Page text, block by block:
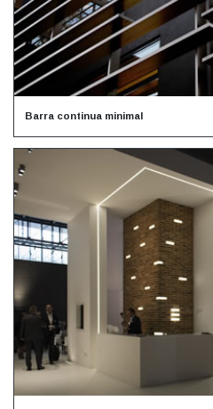
Barra continua minimal